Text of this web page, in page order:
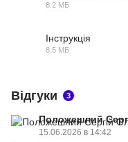
8.2 МБ
Інструкція
8.5 МБ
Відгуки 3
Положешний
15.06.2026 в 14:42